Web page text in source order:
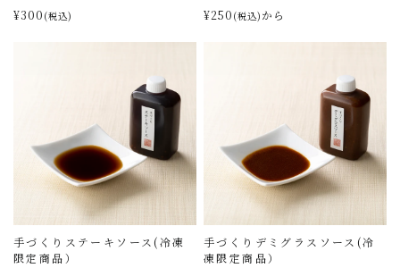
¥300 (税込)
¥250 (税込) から
手づくりステーキソース(冷凍
限定商品）
手づくりデミグラスソース(冷
凍限定商品）